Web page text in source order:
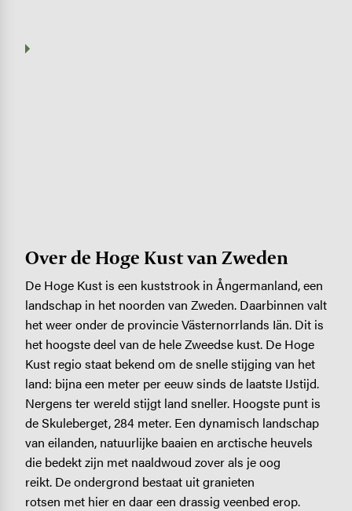
Over de Hoge Kust van Zweden
De Hoge Kust is een kuststrook in Ångermanland, een
landschap in het noorden van Zweden. Daarbinnen valt
het weer onder de provincie Västernorrlands Iän. Dit is
het hoogste deel van de hele Zweedse kust. De Hoge
Kust regio staat bekend om de snelle stijging van het
land: bijna een meter per eeuw sinds de laatste IJstijd.
Nergens ter wereld stijgt land sneller. Hoogste punt is
de Skuleberget, 284 meter. Een dynamisch landschap
van eilanden, natuurlijke baaien en arctische heuvels
die bedekt zijn met naaldwoud zover als je oog
reikt. De ondergrond bestaat uit granieten
rotsen met hier en daar een drassig veenbed erop.